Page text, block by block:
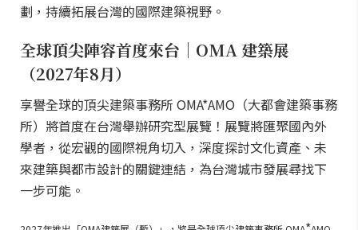
劃，持續拓展台灣的國際建築視野。
全球頂尖陣容首度來台｜OMA 建築展
（2027年8月）
享譽全球的頂尖建築事務所 OMA*AMO（大都會建築事務
所）將首度在台灣舉辦研究型展覽！展覽將匯聚國內外
學者，從宏觀的國際視角切入，深度探討文化資產、未
來建築與都市設計的關鍵連結，為台灣城市發展尋找下
一步可能。